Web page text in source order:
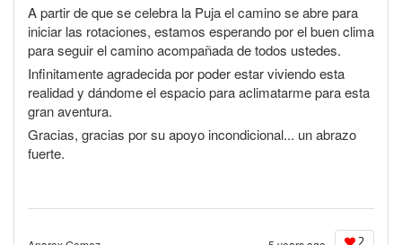
A partir de que se celebra la Puja el camino se abre para
iniciar las rotaciones, estamos esperando por el buen clima
para seguir el camino acompañada de todos ustedes.
Infinitamente agradecida por poder estar viviendo esta
realidad y dándome el espacio para aclimatarme para esta
gran aventura.
Gracias, gracias por su apoyo incondicional... un abrazo
fuerte.